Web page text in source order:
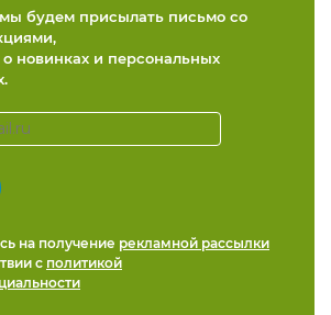
будем присылать письмо со
о новинках и персональных
на получение рекламной рассылки
с политикой